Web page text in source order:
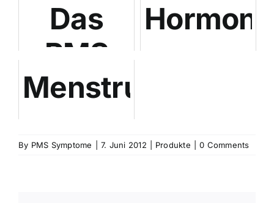
Das
PMS
Buch
Andrea
By PMS Symptome 7. Juni 2012 Produkte 0 Comments